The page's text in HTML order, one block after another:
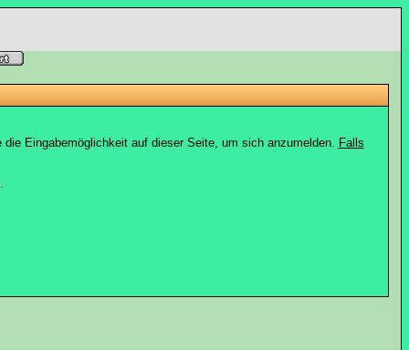
Eingabemöglichkeit auf dieser Seite, um sich anzumelden. Falls